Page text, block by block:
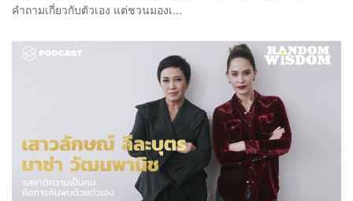
คำถามเกี่ยวกับตัวเอง แต่ชวนมองเ...